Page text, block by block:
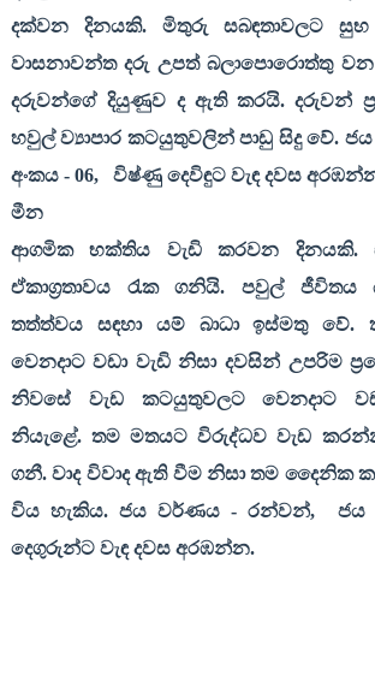
දක්වන දිනයකි. මිතුරු සබඳතාවලට
වාසනාවන්ත දරු උපත් බලාපොරොත්තු
දරුවන්ගේ දියුණුව ද ඇති කරයි. දරුවන්
හවුල් ව්‍යාපාර කටයුතුවලින් පාඩු සිදු වේ.
අංකය - 06,
විෂ්ණු දෙවිඳුට වැඳ දවස
මීන
ආගමික භක්තිය වැඩි කරවන
ඒකාග්‍රතාවය රැක ගනියි. පවුල් ජීවිතය
තත්ත්වය සඳහා යම් බාධා ඉස්මතු වේ.
වෙනදාට වඩා වැඩි නිසා දවසින් උපරිම
නිවසේ වැඩ කටයුතුවලට වෙනදාට
නියැළේ. තම මතයට විරුද්ධව වැඩ
ගනී. වාද විවාද ඇති වීම නිසා තම දෛනික
විය හැකිය. ජය වර්ණය - රන්වන්, ජය
දෙගුරුන්ට වැඳ දවස අරඹන්න.